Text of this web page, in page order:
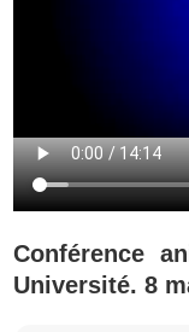
Conférence
Université. 8